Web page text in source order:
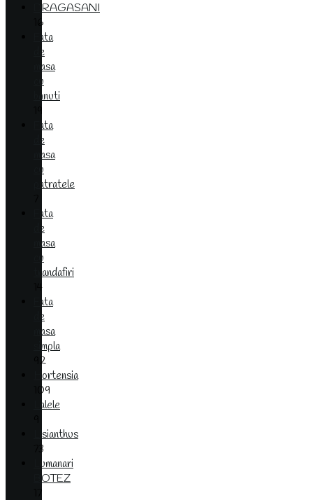
DRAGASANI
16
Fata
de
masa
cu
banuti
Fata
de
masa
cu
patratele
Fata
de
masa
cu
trandafiri
14
Fata
de
masa
simpla
92
Hortensia
109
Lalele
Lisianthus
73
Lumanari
BOTEZ